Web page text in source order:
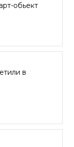
обьект
в